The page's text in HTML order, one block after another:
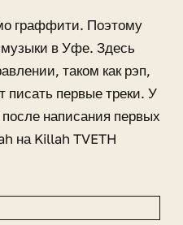
граффити. Поэтому
музыки в Уфе. Здесь
таком как рэп,
писать первые треки. У
написания первых
на Killah TVETH